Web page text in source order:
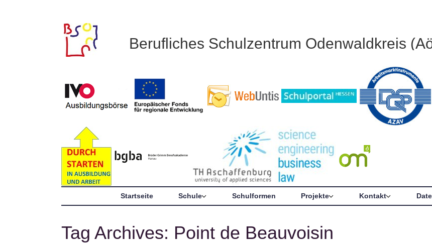
Berufliches Schulzentrum Odenwaldkreis
Startseite Schule Schulformen Projekte Kontakt
Tag Archives: Point de Beauvoisin